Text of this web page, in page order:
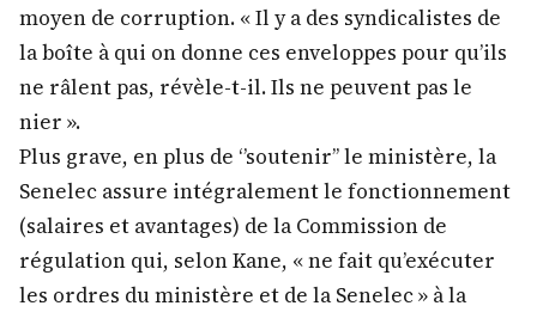
moyen de corruption. « Il y a des syndicalistes de
la boîte à qui on donne ces enveloppes pour qu’ils
ne râlent pas, révèle-t-il. Ils ne peuvent pas le
nier ».
Plus grave, en plus de ‘’soutenir’’ le ministère, la
Senelec assure intégralement le fonctionnement
(salaires et avantages) de la Commission de
régulation qui, selon Kane, « ne fait qu’exécuter
les ordres du ministère et de la Senelec » à la